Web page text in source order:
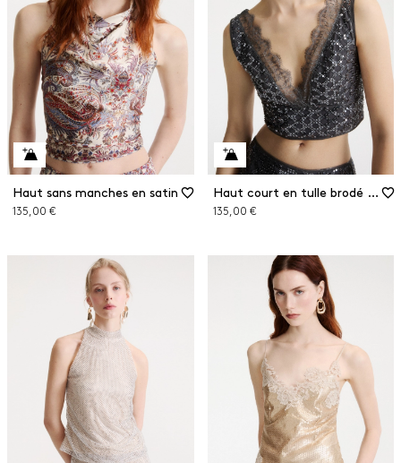
Haut sans manches en satin
135,00 €
Haut court en tulle brodé de paillettes
135,00 €